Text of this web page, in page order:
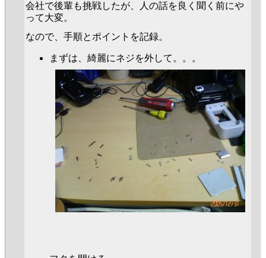
会社で後輩も挑戦したが、人の話を良く聞く前にや
って大変。
なので、手順とポイントを記録。
まずは、綺麗にネジを外して。。。